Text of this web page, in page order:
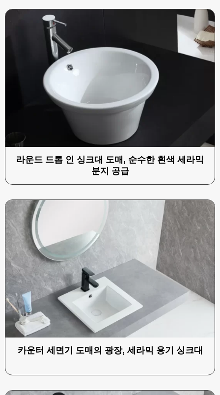
라운드 드롭 인 싱크대 도매, 순수한 흰색 세라믹
분지 공급
카운터 세면기 도매의 광장, 세라믹 용기 싱크대